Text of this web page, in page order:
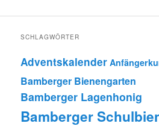
SCHLAGWÖRTER
Adventskalender
Bamberger Bienengarten
Bamberger Lagenhonig
Bamberger